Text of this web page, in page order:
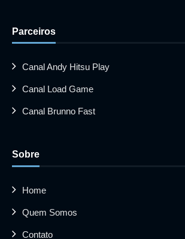
Parceiros
Canal Andy Hitsu Play
Canal Load Game
Canal Brunno Fast
Sobre
Home
Quem Somos
Contato